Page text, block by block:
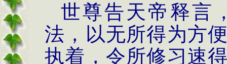
世尊告天帝释言
法，以无所得为方
执着，令所修习速